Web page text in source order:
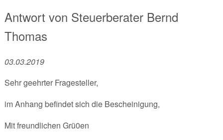
Antwort von Steuerberater Bernd
Thomas
03.03.2019
Sehr geehrter Fragesteller,
im Anhang befindet sich die Bescheinigung,
Mit freundlichen Grü0en